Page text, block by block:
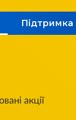
Підтримка
акції